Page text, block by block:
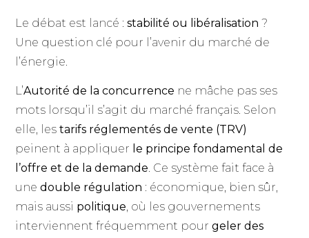
Le débat est lancé :stabilité ou libéralisation ?
Une question clé pour l’avenir du marché de
l’énergie.
L’Autorité de la concurrence ne mâche pas ses
mots lorsqu’il s’agit du marché français. Selon
elle, lestarifs réglementés de vente (TRV)
peinent à appliquer le principe fondamental de
l’offre et de la demande. Ce système fait face à
unedouble régulation : économique, bien sûr,
mais aussi politique, où les gouvernements
interviennent fréquemment pourgeler des